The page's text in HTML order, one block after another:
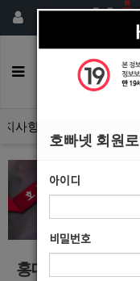
광고안내 이력
지사항
홍대쪽에서 일하
호빠넷 회원
아이디
비밀번호